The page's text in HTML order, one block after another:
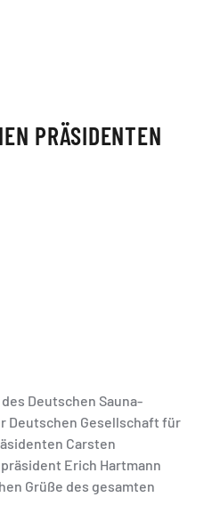
PRÄSIDENTEN
Deutschen Sauna-
Deutschen Gesellschaft für
Carsten
Erich Hartmann
Grüße des gesamten